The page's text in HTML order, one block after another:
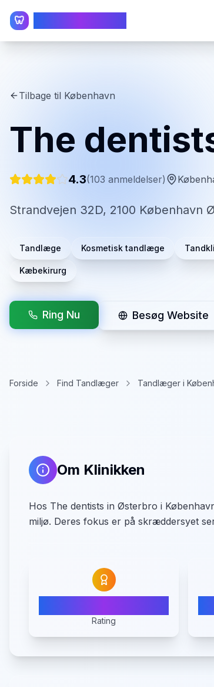
🦷
Tilbage til København
The
4.3(103 anmeldelser)
Strandvejen 32D, 2100 København Ø
Tandlæge Kosmetisk tandlæge
Kæbekirurg
Ring Nu Besøg Website
Forside Find Tandlæger Tandlæger i
Om Klinikken
Hos The dentists in Østerbro i
miljø. Deres fokus er på skræddersyet
Rating